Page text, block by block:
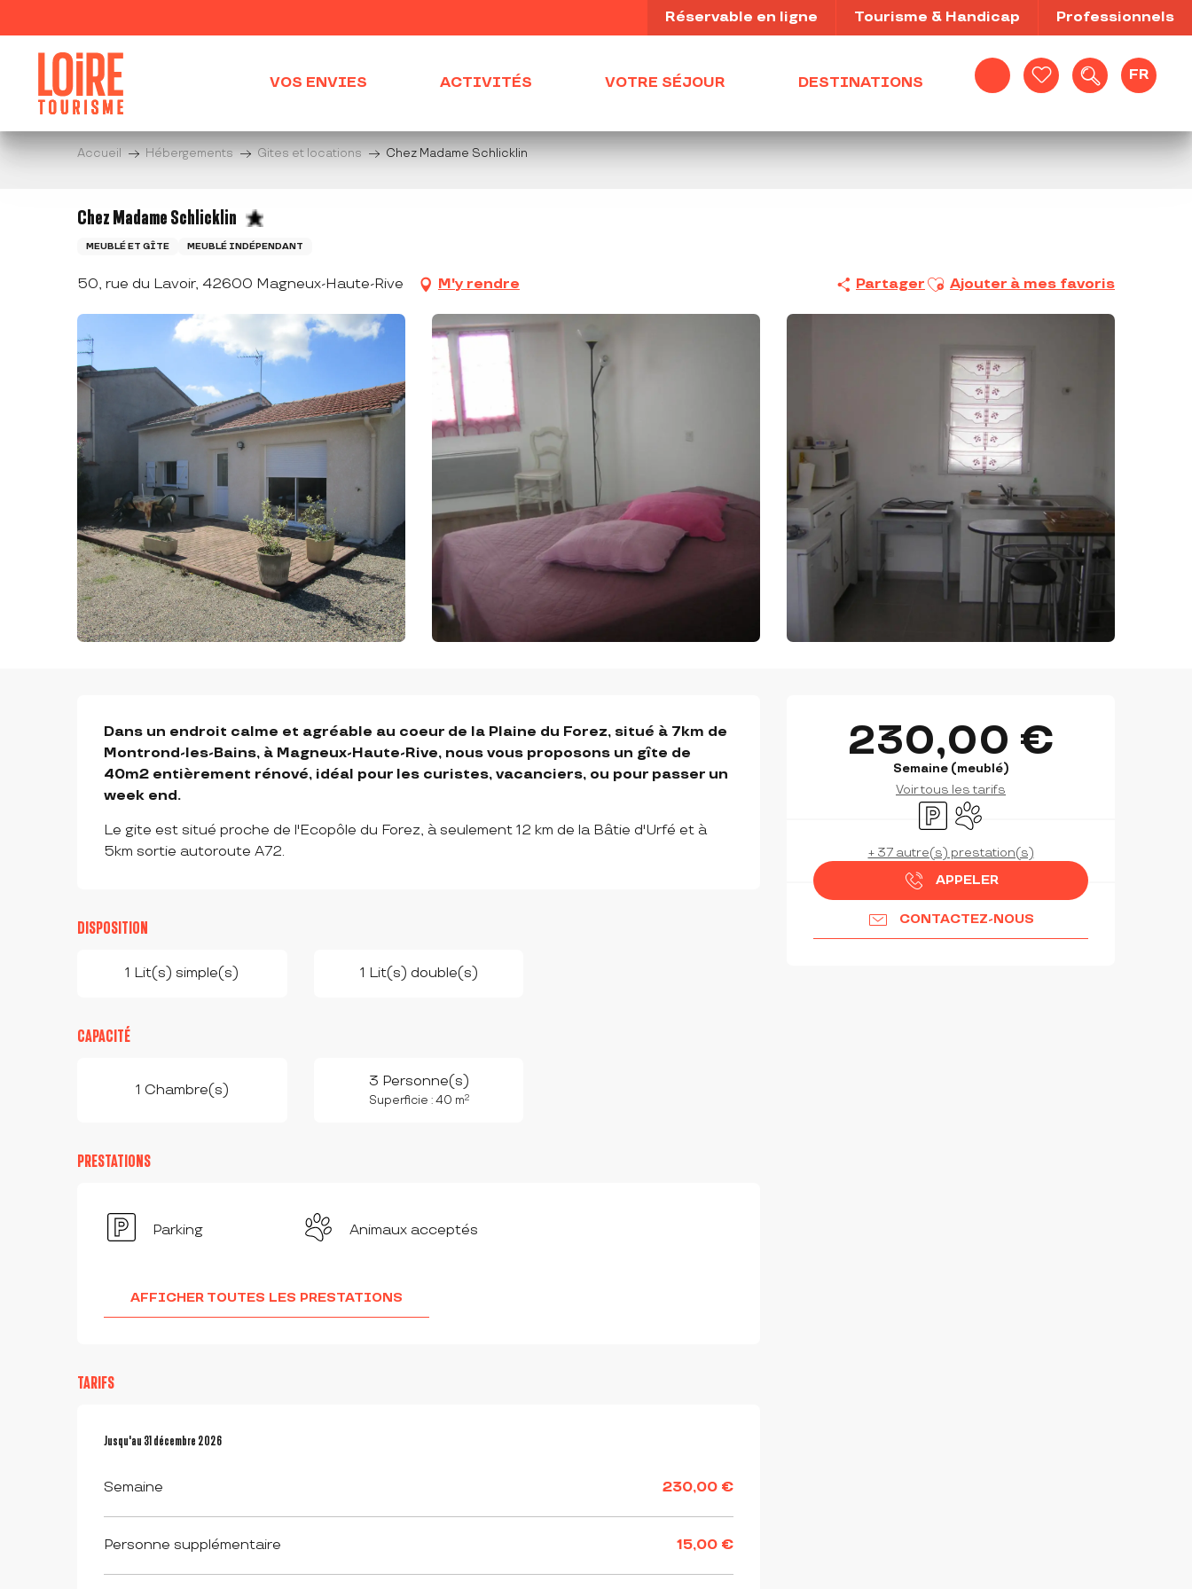
au
contenu
Recherche
FR
Réservable en ligne Tourisme & Handicap Professionnels
VOS ENVIES ACTIVITÉS VOTRE SÉJOUR DESTINATIONS
Accueil Hébergements Gites et locations Chez Madame Schlicklin
Chez Madame Schlicklin
MEUBLÉ ET GÎTE MEUBLÉ INDÉPENDANT
50, rue du Lavoir, 42600 Magneux-Haute-Rive M'y rendre Partager Ajouter aux favoris
Ajouter à mes favoris
OUVERTURE ET
230,00 €
Semaine (meublé)
Voir tous les tarifs
ParkingAnimaux acceptés
+ 37 autre(s) prestation(s)
APPELER
CONTACTEZ-NOUS
DESCRIPTION
Dans un endroit calme et agréable au coeur de la Plaine du Forez, situé à 7km de
Montrond-les-Bains, à Magneux-Haute-Rive, nous vous proposons un gîte de
40m2 entièrement rénové, idéal pour les curistes, vacanciers, ou pour passer un
week end.
Le gite est situé proche de l'Ecopôle du Forez, à seulement 12 km de la Bâtie d'Urfé et à
5km sortie autoroute A72.
DISPOSITION
1 Lit(s) simple(s) 1 Lit(s) double(s)
CAPACITÉ
1 Chambre(s) 3 Personne(s)
Superficie : 40 m2
PRESTATIONS
Parking Animaux acceptés
AFFICHER TOUTES LES PRESTATIONS
TARIFS
Du6 novembre 2025au31 décembre 2026
Jusqu'au 31 décembre 2026
Semaine 230,00 €
Personne supplémentaire 15,00 €